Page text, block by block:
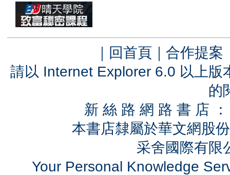
｜ 回首頁 ｜ 合作提案
請以 Internet Explorer 6.0 以上
的
新 絲 路 網 路 書 店
本書店隸屬於華文網股
采舍國際有
Your Personal Knowledge